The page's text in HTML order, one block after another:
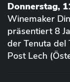
Donnerstag,
Winemaker
präsentiert 8
der Tenuta del
Post Lech